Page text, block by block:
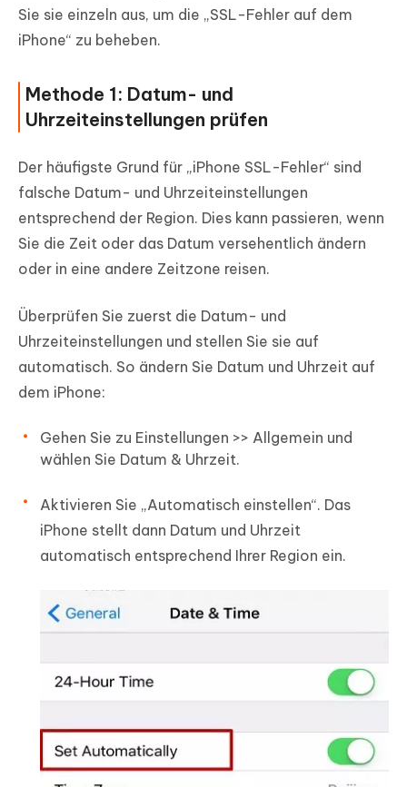
Sie sie einzeln aus, um die „SSL-Fehler auf dem
iPhone“ zu beheben.
Methode 1: Datum- und
Uhrzeiteinstellungen prüfen
Der häufigste Grund für „iPhone SSL-Fehler“ sind
falsche Datum- und Uhrzeiteinstellungen
entsprechend der Region. Dies kann passieren, wenn
Sie die Zeit oder das Datum versehentlich ändern
oder in eine andere Zeitzone reisen.
Überprüfen Sie zuerst die Datum- und
Uhrzeiteinstellungen und stellen Sie sie auf
automatisch. So ändern Sie Datum und Uhrzeit auf
dem iPhone:
Gehen Sie zu Einstellungen >> Allgemein und
wählen Sie Datum & Uhrzeit.
Aktivieren Sie „Automatisch einstellen“. Das
iPhone stellt dann Datum und Uhrzeit
automatisch entsprechend Ihrer Region ein.